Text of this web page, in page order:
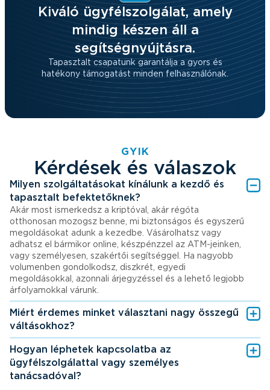
Kiváló ügyfélszolgálat, amely
mindig készen áll a
segítségnyújtásra.
Tapasztalt csapatunk garantálja a gyors és
hatékony támogatást minden felhasználónak.
GYIK
Kérdések és válaszok
Milyen szolgáltatásokat kínálunk a kezdő és
tapasztalt befektetőknek?
Akár most ismerkedsz a kriptóval, akár régóta
otthonosan mozogsz benne, mi biztonságos és egyszerű
megoldásokat adunk a kezedbe. Vásárolhatsz vagy
adhatsz el bármikor online, készpénzzel az ATM-jeinken,
vagy személyesen, szakértői segítséggel. Ha nagyobb
volumenben gondolkodsz, diszkrét, egyedi
megoldásokkal, azonnali árjegyzéssel és a lehető legjobb
árfolyamokkal várunk.
Miért érdemes minket választani nagy összegű
váltásokhoz?
Hogyan léphetek kapcsolatba az
ügyfélszolgálattal vagy személyes
tanácsadóval?